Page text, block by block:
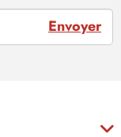
Envoyer